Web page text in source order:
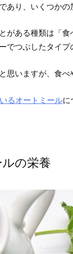
あり、いくつかの
がある種類は「
でつぶしたタイプ
思いますが、食
るオートミールに
の栄養